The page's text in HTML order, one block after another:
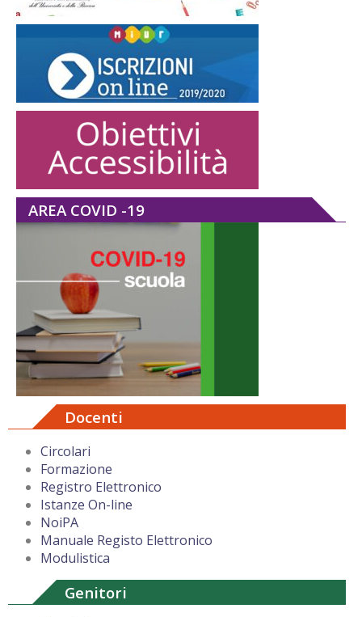
AREA COVID -19
Docenti
Circolari
Formazione
Registro Elettronico
Istanze On-line
NoiPA
Manuale Registo Elettronico
Modulistica
Genitori